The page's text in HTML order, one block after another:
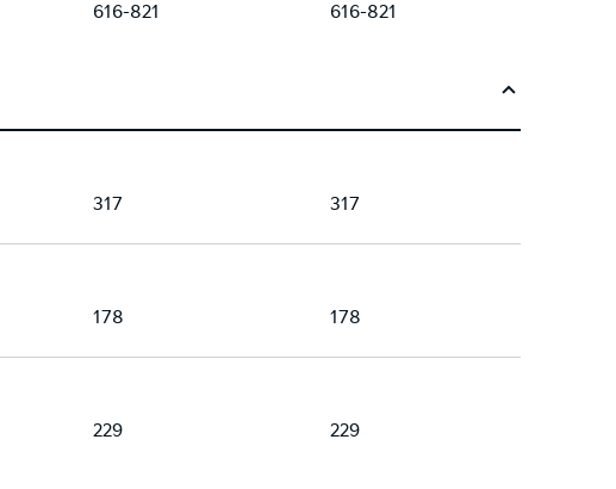
616-821 616-821
317 317
178 178
229 229